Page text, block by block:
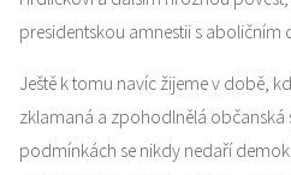
presidentskou amnestii s aboličním
Ještě k tomu navíc žijeme v době,
zklamaná a zpohodlnělá občanská
podmínkách se nikdy nedaří